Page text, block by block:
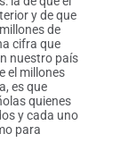
y de que
de
cifra que
nuestro país
el millones
es que
quienes
y cada uno
para